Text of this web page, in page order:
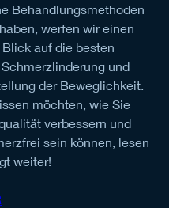
Behandlungsmethoden
werfen wir einen
auf die besten
und
der Beweglichkeit.
möchten, wie Sie
verbessern und
sein können, lesen
weiter!